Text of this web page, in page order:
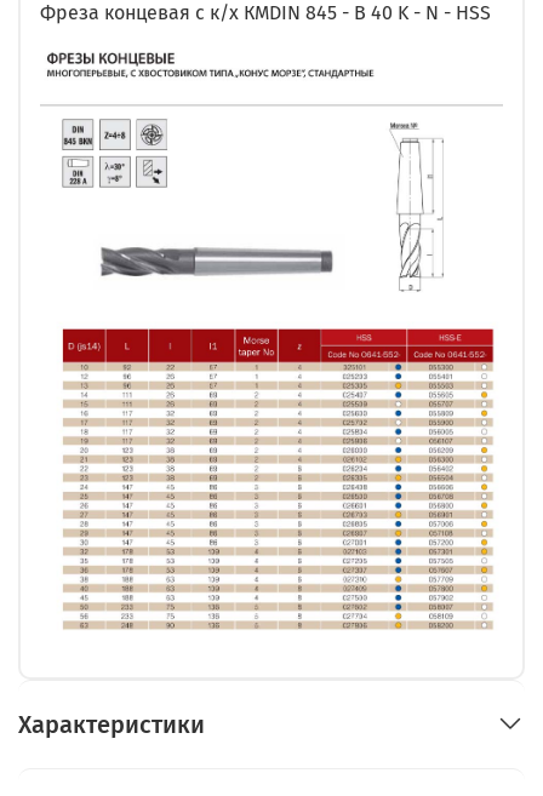
Фреза концевая с к/х КМDIN 845 - B 40 K - N - HSS
Характеристики